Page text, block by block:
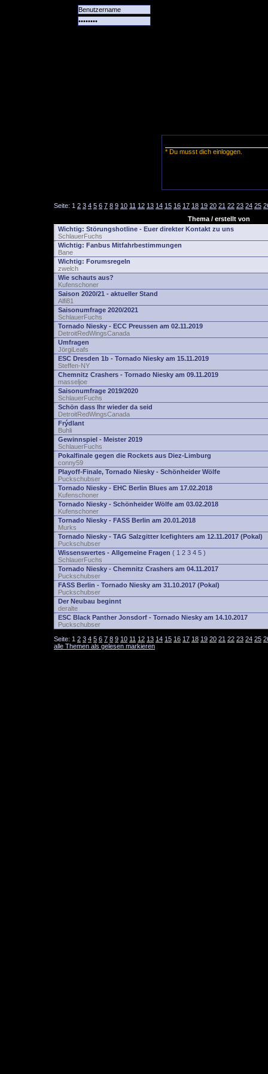
* Du musst dich einloggen.
Seite: 1 2 3 4 5 6 7 8 9 10 11 12 13 14 15 16 17 18 19 20 21 22 23 24 25
Thema / erstellt von
Wichtig: Störungshotline - Euer direkter Kontakt zu uns
SchlauerFuchs
Wichtig: Fanbus Mitfahrbestimmungen
Bane
Wichtig: Forumsregeln
zwelch
Wie schauts aus?
Kufenschoner
Saison 2020/21 - aktueller Stand
Alfi81
Saisonumfrage 2020/2021
SchlauerFuchs
Tornado Niesky - ECC Preussen am 02.11.2019
DetroitRedWingsCanada
Umfragen
JörgiLeafs
ESC Dresden 1b - Tornado Niesky am 15.11.2019
Steffen-NY
Chemnitz Crashers - Tornado Niesky am 09.11.2019
masseljoe
Saisonumfrage 2019/2020
SchlauerFuchs
Schön dass Ihr wieder da seid
DetroitRedWingsCanada
Frýdlant
Buhli
Gewinnspiel - Meister 2019
SchlauerFuchs
Pokalfinale gegen die Rockets aus Diez-Limburg
conny59
Playoff-Finale, Tornado Niesky - Schönheider Wölfe
Puckschubser
Tornado Niesky - EHC Berlin Blues am 17.02.2018
Kufenschoner
Tornado Niesky - Schönheider Wölfe am 03.02.2018
Kufenschoner
Tornado Niesky - FASS Berlin am 20.01.2018
Murks
Tornado Niesky - TAG Salzgitter Icefighters am 12.11.2017 (Pokal)
Puckschubser
Wissenswertes - Allgemeine Fragen ( 1 2 3 4 5 )
SchlauerFuchs
Tornado Niesky - Chemnitz Crashers am 04.11.2017
Puckschubser
FASS Berlin - Tornado Niesky am 31.10.2017 (Pokal)
Puckschubser
Der Neubau beginnt
deralte
ESC Black Panther Jonsdorf - Tornado Niesky am 14.10.2017
Puckschubser
Seite: 1 2 3 4 5 6 7 8 9 10 11 12 13 14 15 16 17 18 19 20 21 22 23 24 25
alle Themen als gelesen markieren